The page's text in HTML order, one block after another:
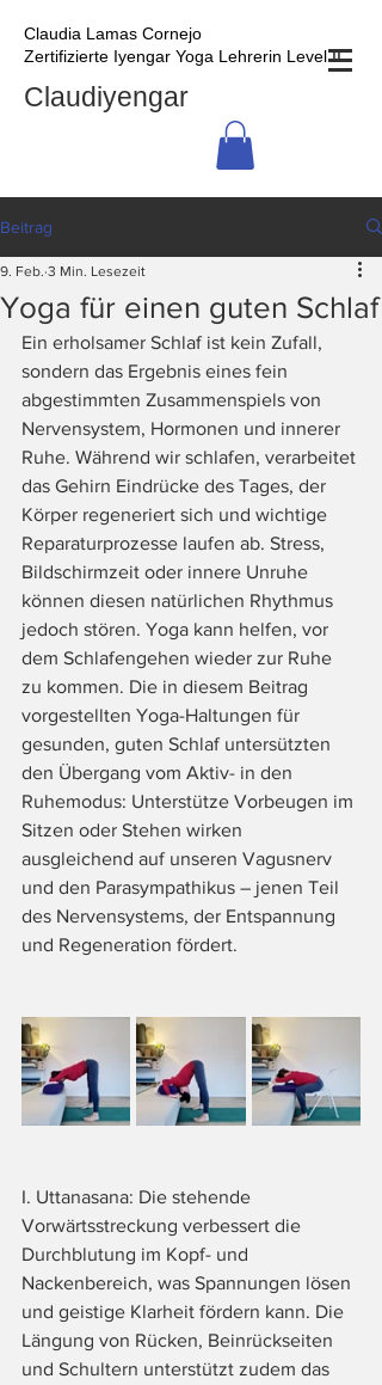
Claudia Lamas Cornejo
Zertifizierte Iyengar Yoga Lehrerin Level II
Claudiyengar
Beitrag
Yoga für einen guten Schlaf
9. Feb. 3 Min. Lesezeit
Ein erholsamer Schlaf ist kein Zufall,
sondern das Ergebnis eines fein
abgestimmten Zusammenspiels von
Nervensystem, Hormonen und innerer
Ruhe. Während wir schlafen, verarbeitet
das Gehirn Eindrücke des Tages, der
Körper regeneriert sich und wichtige
Reparaturprozesse laufen ab. Stress,
Bildschirmzeit oder innere Unruhe
können diesen natürlichen Rhythmus
jedoch stören. Yoga kann helfen, vor
dem Schlafengehen wieder zur Ruhe
zu kommen. Die in diesem Beitrag
vorgestellten Yoga-Haltungen für
gesunden, guten Schlaf untersützten
den Übergang vom Aktiv- in den
Ruhemodus: Unterstütze Vorbeugen im
Sitzen oder Stehen wirken
ausgleichend auf unseren Vagusnerv
und den Parasympathikus – jenen Teil
des Nervensystems, der Entspannung
und Regeneration fördert.
I. Uttanasana: Die stehende
Vorwärtsstreckung verbessert die
Durchblutung im Kopf- und
Nackenbereich, was Spannungen lösen
und geistige Klarheit fördern kann. Die
Längung von Rücken, Beinrückseiten
und Schultern unterstützt zudem das